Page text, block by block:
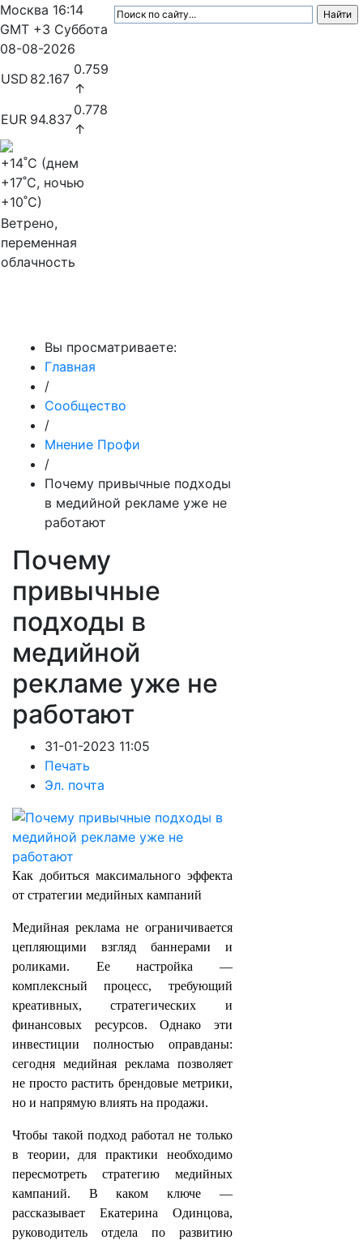
Москва 16:14
GMT +3 Суббота
08-08-2026
USD 82.167
0.759
↑
EUR 94.837
0.778
↑
+14˚C (днем
+17˚C, ночью
+10˚C)
Ветрено,
переменная
облачность
Вы просматриваете:
Главная
/
Сообщество
/
Мнение Профи
/
Почему привычные подходы
в медийной рекламе уже не
работают
Почему
привычные
подходы в
медийной
рекламе уже не
работают
31-01-2023 11:05
Печать
Эл. почта
Как добиться максимального эффекта
от стратегии медийных кампаний
Медийная реклама не ограничивается
цепляющими взгляд баннерами и
роликами. Ее настройка —
комплексный процесс, требующий
креативных, стратегических и
финансовых ресурсов. Однако эти
инвестиции полностью оправданы:
сегодня медийная реклама позволяет
не просто растить брендовые метрики,
но и напрямую влиять на продажи.
Чтобы такой подход работал не только
в теории, для практики необходимо
пересмотреть стратегию медийных
кампаний. В каком ключе —
рассказывает Екатерина Одинцова,
руководитель отдела по развитию